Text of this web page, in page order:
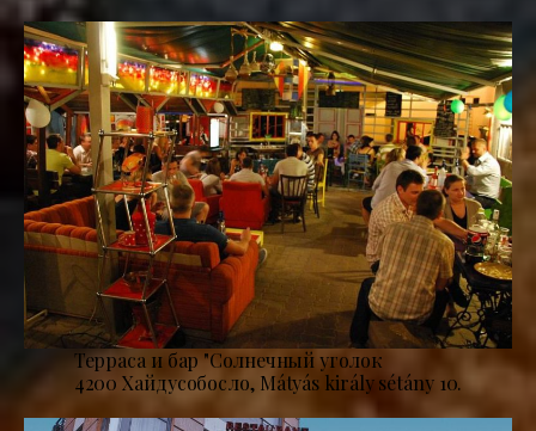
Терраса и бар "Солнечный уголок
4200 Хайдусобосло, Mátyás király sétány 10.